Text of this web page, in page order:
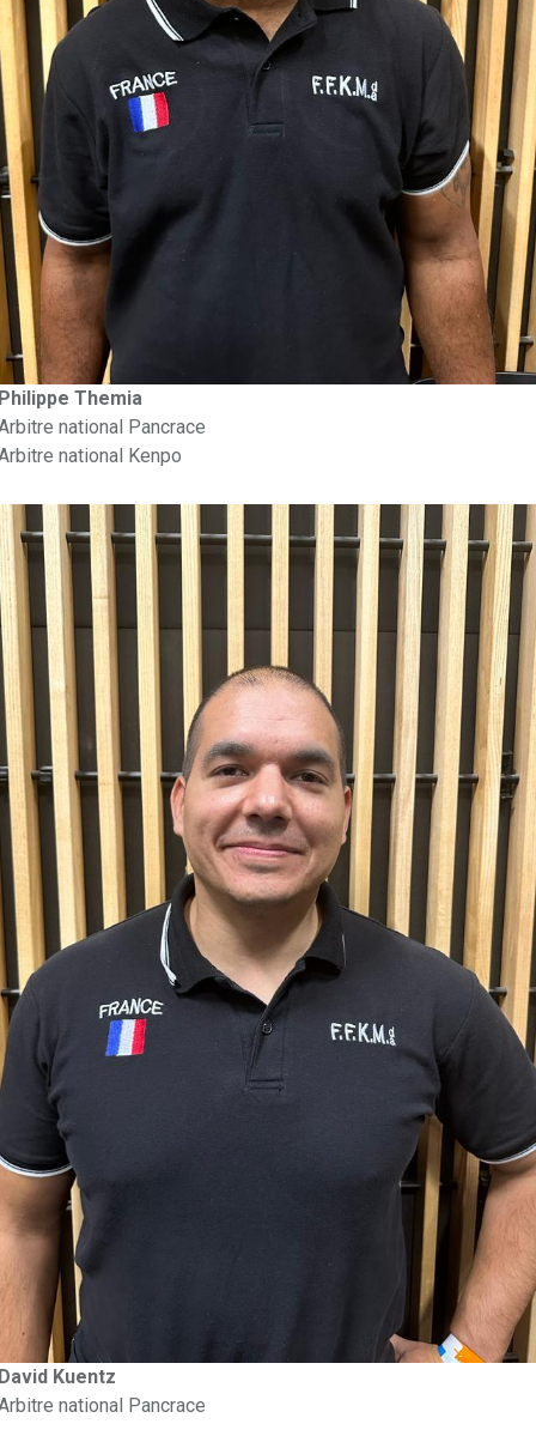
Themia
national Pancrace
national Kenpo
Kuentz
national Pancrace